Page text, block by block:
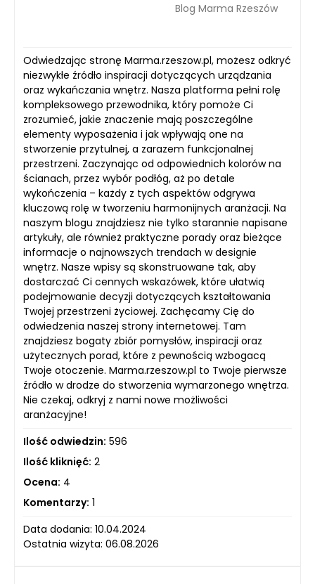
Blog Marma Rzeszów
Odwiedzając stronę Marma.rzeszow.pl, możesz odkryć
niezwykłe źródło inspiracji dotyczących urządzania
oraz wykańczania wnętrz. Nasza platforma pełni rolę
kompleksowego przewodnika, który pomoże Ci
zrozumieć, jakie znaczenie mają poszczególne
elementy wyposażenia i jak wpływają one na
stworzenie przytulnej, a zarazem funkcjonalnej
przestrzeni. Zaczynając od odpowiednich kolorów na
ścianach, przez wybór podłóg, aż po detale
wykończenia – każdy z tych aspektów odgrywa
kluczową rolę w tworzeniu harmonijnych aranżacji. Na
naszym blogu znajdziesz nie tylko starannie napisane
artykuły, ale również praktyczne porady oraz bieżące
informacje o najnowszych trendach w designie
wnętrz. Nasze wpisy są skonstruowane tak, aby
dostarczać Ci cennych wskazówek, które ułatwią
podejmowanie decyzji dotyczących kształtowania
Twojej przestrzeni życiowej. Zachęcamy Cię do
odwiedzenia naszej strony internetowej. Tam
znajdziesz bogaty zbiór pomysłów, inspiracji oraz
użytecznych porad, które z pewnością wzbogacą
Twoje otoczenie. Marma.rzeszow.pl to Twoje pierwsze
źródło w drodze do stworzenia wymarzonego wnętrza.
Nie czekaj, odkryj z nami nowe możliwości
aranżacyjne!
Ilość odwiedzin: 596
Ilość kliknięć: 2
Ocena: 4
Komentarzy: 1
Data dodania: 10.04.2024
Ostatnia wizyta: 06.08.2026